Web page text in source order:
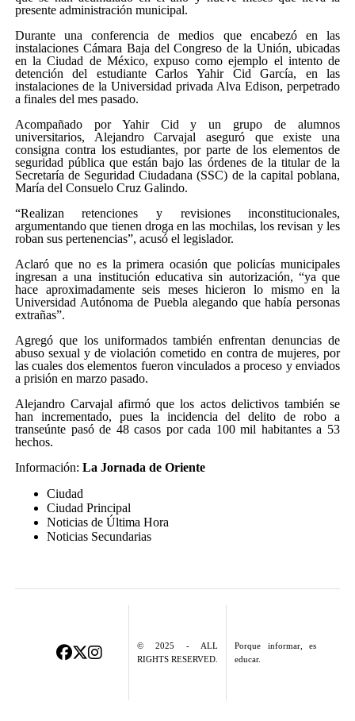
presente administración municipal.
Durante una conferencia de medios que encabezó en las
instalaciones Cámara Baja del Congreso de la Unión, ubicadas
en la Ciudad de México, expuso como ejemplo el intento de
detención del estudiante Carlos Yahir Cid García, en las
instalaciones de la Universidad privada Alva Edison, perpetrado
a finales del mes pasado.
Acompañado por Yahir Cid y un grupo de alumnos
universitarios, Alejandro Carvajal aseguró que existe una
consigna contra los estudiantes, por parte de los elementos de
seguridad pública que están bajo las órdenes de la titular de la
Secretaría de Seguridad Ciudadana (SSC) de la capital poblana,
María del Consuelo Cruz Galindo.
“Realizan retenciones y revisiones inconstitucionales,
argumentando que tienen droga en las mochilas, los revisan y les
roban sus pertenencias”, acusó el legislador.
Aclaró que no es la primera ocasión que policías municipales
ingresan a una institución educativa sin autorización, “ya que
hace aproximadamente seis meses hicieron lo mismo en la
Universidad Autónoma de Puebla alegando que había personas
extrañas”.
Agregó que los uniformados también enfrentan denuncias de
abuso sexual y de violación cometido en contra de mujeres, por
las cuales dos elementos fueron vinculados a proceso y enviados
a prisión en marzo pasado.
Alejandro Carvajal afirmó que los actos delictivos también se
han incrementado, pues la incidencia del delito de robo a
transeúnte pasó de 48 casos por cada 100 mil habitantes a 53
hechos.
Información: La Jornada de Oriente
Ciudad
Ciudad Principal
Noticias de Última Hora
Noticias Secundarias
© 2025 - ALL
RIGHTS RESERVED.
Porque informar, es
educar.